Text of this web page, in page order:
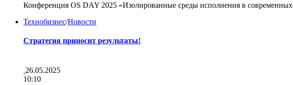
Конференция OS DAY 2025 «Изолированные среды исполнения в
Технобизнес/Новости
Стратегия приносит результаты!
26.05.2025
10:10